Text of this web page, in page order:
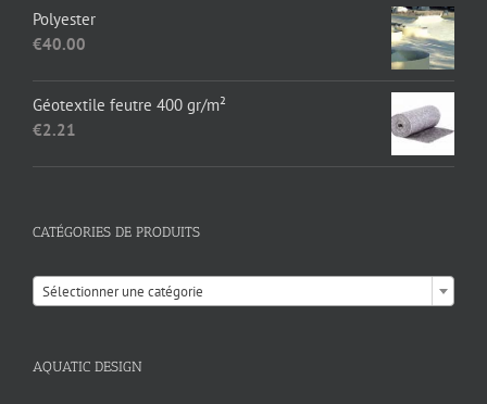
Polyester
€40.00
Géotextile feutre 400 gr/m²
€2.21
CATÉGORIES DE PRODUITS
Sélectionner une catégorie
AQUATIC DESIGN